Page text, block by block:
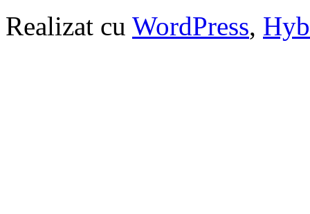
Realizat cu WordPress,